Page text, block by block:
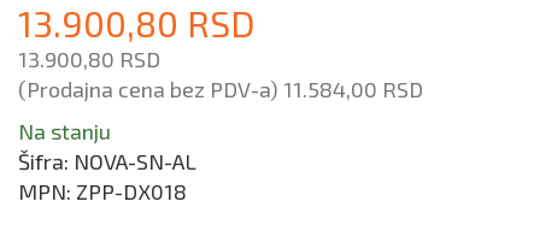
13.900,80 RSD
13.900,80 RSD
(Prodajna cena bez PDV-a) 11.584,00 RSD
Na stanju
Šifra: NOVA-SN-AL
MPN: ZPP-DX018